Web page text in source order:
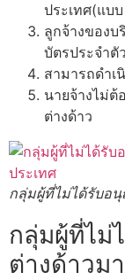
ประเทศ(แบ
ลูกจ้างของบ
บัตรประจำตั
สามารถดำเ
นายจ้างไม่ต้
ต่างด้าว
กลุ่มผู้ที่ไม่ได้รับอ
กลุ่มผู้ที่ไม่
ต่างด้าวม